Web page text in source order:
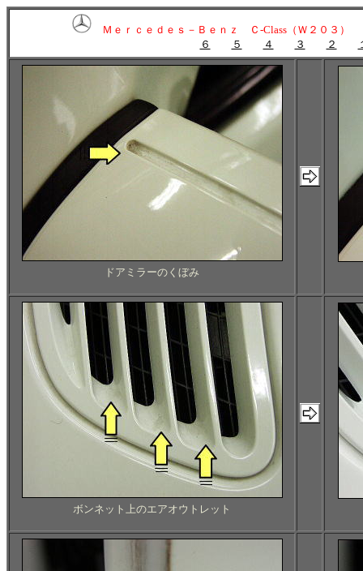
Ｍｅｒｃｅｄｅｓ－Ｂｅｎｚ Ｃ-Class（Ｗ２０３）
６
５ ４ ３ ２
ドアミラーのくぼみ
ボンネット上のエアオウトレット